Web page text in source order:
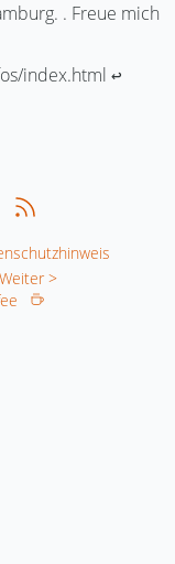
. Freue mich
index.html ↩︎
Weiter >